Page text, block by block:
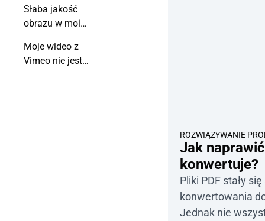
Flipbooka na
moim
urządzeniu
mobilnym?
Słaba jakość
obrazu w moim
Moje wideo z
Vimeo nie jest
ROZWIĄZYWANIE
Jak
konwertuje?
Pliki PDF stały
konwertowania
Jednak nie